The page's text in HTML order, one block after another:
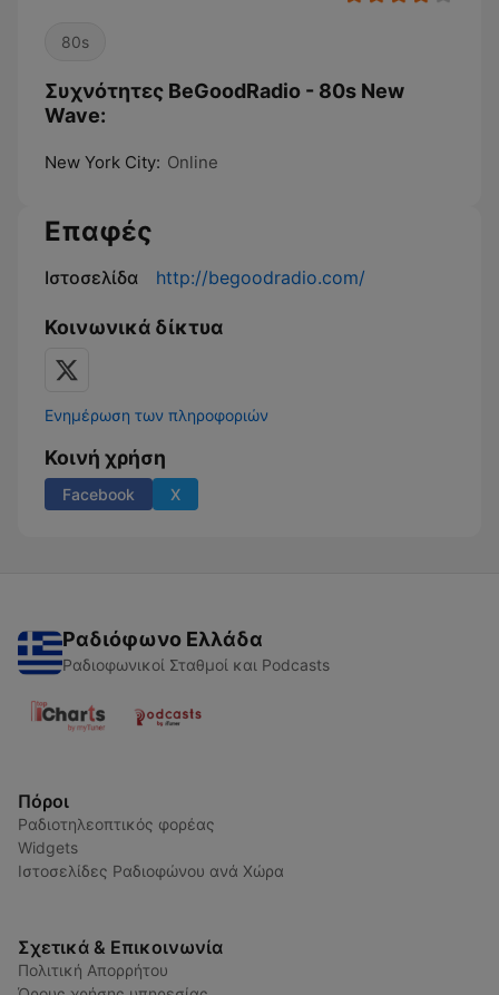
80s
Συχνότητες BeGoodRadio - 80s New
Wave:
New York City: Online
Επαφές
Ιστοσελίδα http://begoodradio.com/
Κοινωνικά δίκτυα
Ενημέρωση των πληροφοριών
Κοινή χρήση
Facebook X
Ραδιόφωνο Ελλάδα
Ραδιοφωνικοί Σταθμοί και Podcasts
Πόροι
Ραδιοτηλεοπτικός φορέας
Widgets
Ιστοσελίδες Ραδιοφώνου ανά Χώρα
Σχετικά & Επικοινωνία
Πολιτική Απορρήτου